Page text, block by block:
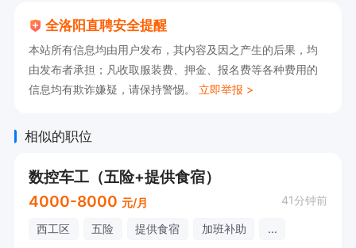
全洛阳直聘安全提醒
本站所有信息均由用户发布，其内容及因之产生的后果，均
由发布者承担；凡收取服装费、押金、报名费等各种费用的
信息均有欺诈嫌疑，请保持警惕。 立即举报 >
相似的职位
数控车工（五险+提供食宿）
4000-8000 元/月 41分钟前
西工区 五险 提供食宿 加班补助 ...